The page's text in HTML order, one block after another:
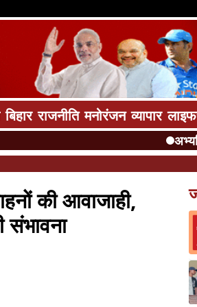
बिहार राजनीति मनोरंजन व्यापार
अभ्यर्थियों
की आवाजाही,
संभावना